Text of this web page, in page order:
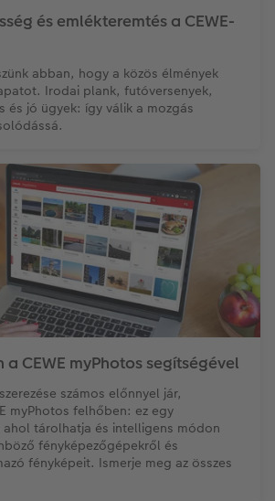
myPhotos
myPhotos
és emlékteremtés a CEWE-
abban, hogy a közös élmények
Irodai plank, futóversenyek,
és jó ügyek: így válik a mozgás
a CEWE myPhotos segítségével
számos előnnyel jár,
myPhotos felhőben: ez egy
tárolhatja és intelligens módon
fényképezőgépekről és
fényképeit. Ismerje meg az összes